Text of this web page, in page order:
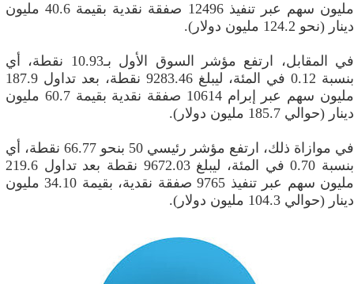
مليون سهم عبر تنفيذ 12496 صفقة نقدية بقيمة 40.6 مليون
دينار (نحو 124.2 مليون دولار).
في المقابل، ارتفع مؤشر السوق الأول بـ10.93 نقطة، أي
بنسبة 0.12 في المئة، ليبلغ 9283.46 نقطة، بعد تداول 187.9
مليون سهم عبر إبرام 10614 صفقة نقدية بقيمة 60.7 مليون
دينار (حوالي 185.7 مليون دولار).
في موازاة ذلك، ارتفع مؤشر رئيسي 50 بنحو 66.77 نقطة، أي
بنسبة 0.70 في المئة، ليبلغ 9672.03 نقطة بعد تداول 219.6
مليون سهم عبر تنفيذ 9765 صفقة نقدية، بقيمة 34.10 مليون
دينار (حوالي 104.3 مليون دولار).